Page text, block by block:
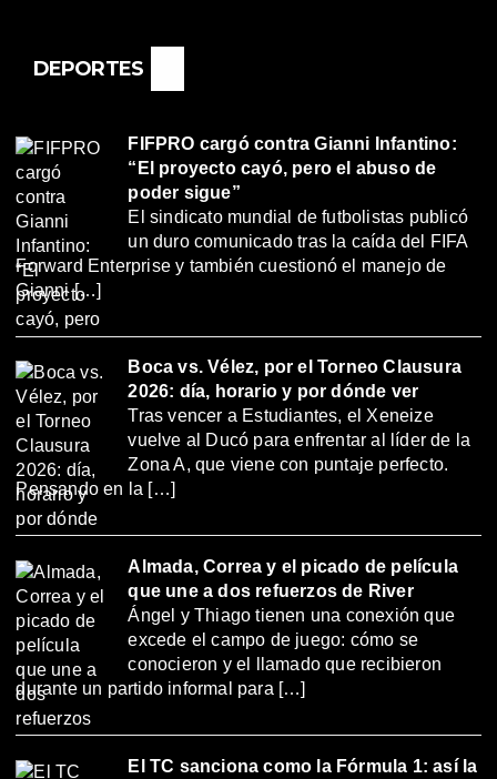
DEPORTES
FIFPRO cargó contra Gianni Infantino:
“El proyecto cayó, pero el abuso de
poder sigue”
El sindicato mundial de futbolistas publicó
un duro comunicado tras la caída del FIFA
Forward Enterprise y también cuestionó el manejo de
Gianni […]
Boca vs. Vélez, por el Torneo Clausura
2026: día, horario y por dónde ver
Tras vencer a Estudiantes, el Xeneize
vuelve al Ducó para enfrentar al líder de la
Zona A, que viene con puntaje perfecto.
Pensando en la […]
Almada, Correa y el picado de película
que une a dos refuerzos de River
Ángel y Thiago tienen una conexión que
excede el campo de juego: cómo se
conocieron y el llamado que recibieron
durante un partido informal para […]
El TC sanciona como la Fórmula 1: así la